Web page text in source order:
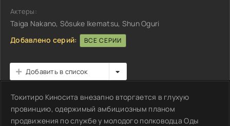
Актеры:
Taiga Nakano, Sôsuke Ikematsu, Shun Oguri
Добавлено серий:
ВСЕ СЕРИИ
Добавить в список
Токитиро Киносита внезапно вторгается в глухую
провинцию, одержимый амбициозным планом
продвижения по службе у молодого полководца Оды